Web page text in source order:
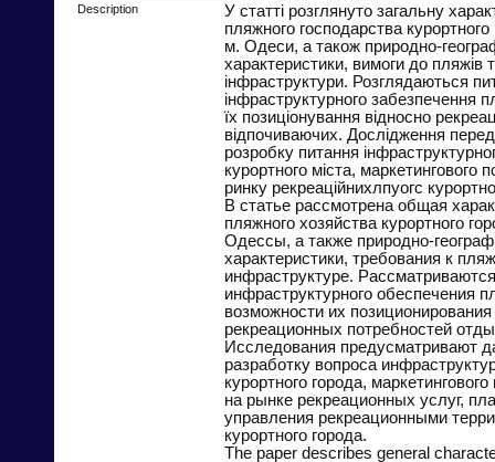
Description
У статті розглянуто загальну
пляжного господарства курортного
м. Одеси, а також природно-
характеристики, вимоги до пляжів
інфраструктури. Розглядаються
інфраструктурного забезпечення
їх позиціонування відносно
відпочиваючих. Дослідження
розробку питання
курортного міста, маркетингового
ринку рекреаційнихлпуогс
В статье рассмотрена общая
пляжного хозяйства курортного
Одессы, а также природно-
характеристики, требования к
инфраструктуре.
инфраструктурного обеспечения
возможности их
рекреационных потребностей
Исследования предусматривают
разработку вопроса
курортного города,
на рынке рекреационных услуг,
управления рекреационными
курортного города.
The paper describes general